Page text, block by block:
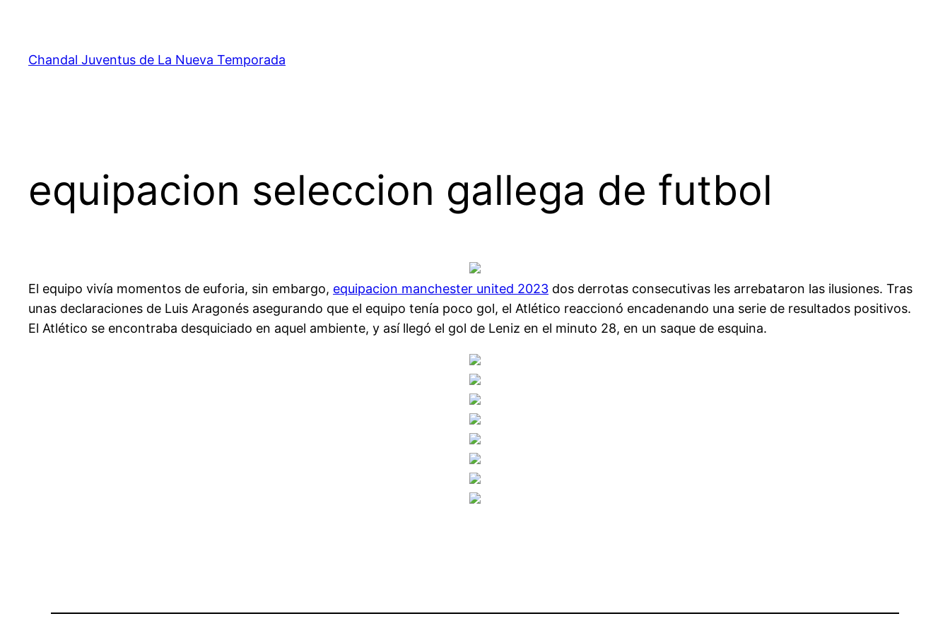
contenido
Chandal Juventus de La Nueva Temporada
equipacion seleccion gallega de futbol
El equipo vivía momentos de euforia, sin embargo, equipacion manchester united 2023 dos derrotas consecutivas les arrebataron las ilusiones. Tras
unas declaraciones de Luis Aragonés asegurando que el equipo tenía poco gol, el Atlético reaccionó encadenando una serie de resultados positivos.
El Atlético se encontraba desquiciado en aquel ambiente, y así llegó el gol de Leniz en el minuto 28, en un saque de esquina.